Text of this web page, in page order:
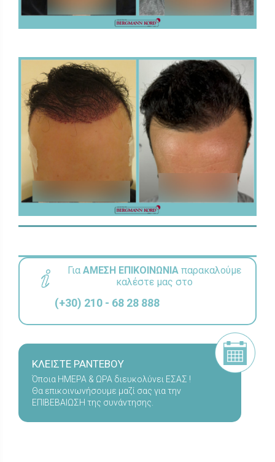
ΓιαΑΜΕΣΗ ΕΠΙΚΟΙΝΩΝΙΑ παρακαλούμε
καλέστε μας στο
(+30) 210 - 68 28 888
ΚΛΕΙΣΤΕ ΡΑΝΤΕΒΟΥ
Όποια ΗΜΕΡΑ & ΩΡΑ διευκολύνει ΕΣΑΣ !
Θα επικοινωνήσουμε μαζί σας για την
ΕΠΙΒΕΒΑΙΩΣΗ της συνάντησης.